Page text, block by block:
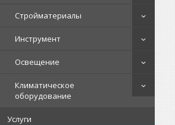
Стройматериалы
Инструмент
Освещение
Климатическое
оборудование
Услуги